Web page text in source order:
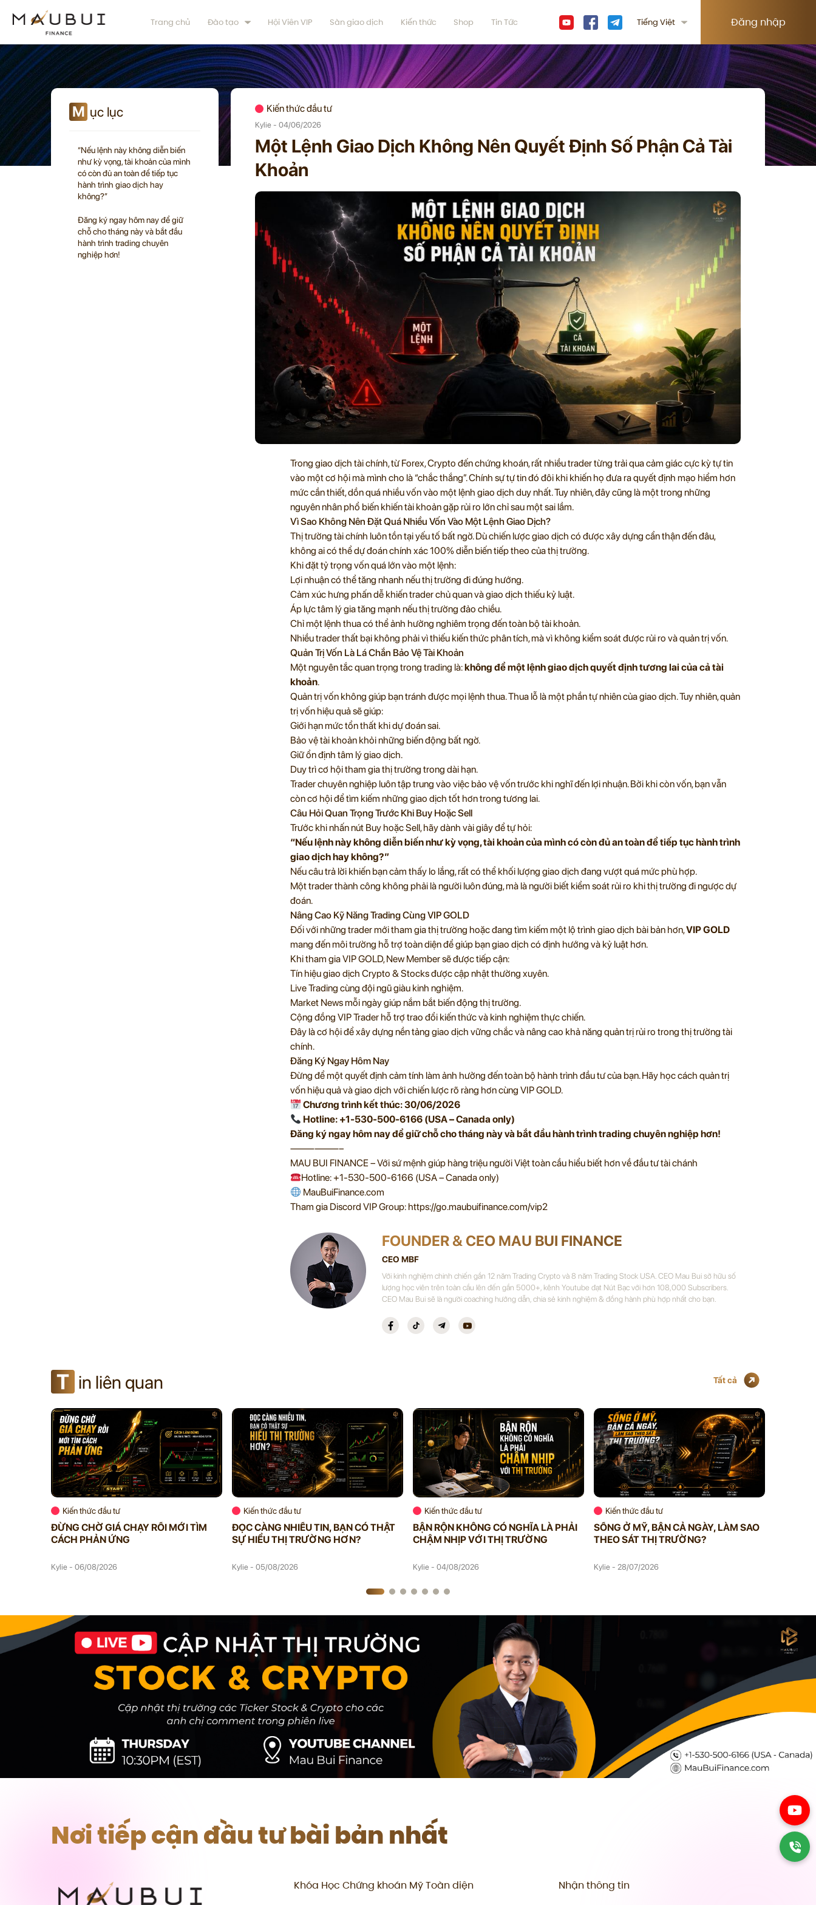
Trang chủ Đào tạo Hội Viên VIP Sàn giao dịch Kiến thức Shop Tin Tức Tiếng Việt Đăng nhập
M ục lục
“Nếu lệnh này không diễn biến
như kỳ vọng, tài khoản của mình
có còn đủ an toàn để tiếp tục
hành trình giao dịch hay
không?”
Đăng ký ngay hôm nay để giữ
chỗ cho tháng này và bắt đầu
hành trình trading chuyên
nghiệp hơn!
Kiến thức đầu tư
Kylie - 04/06/2026
Một Lệnh Giao Dịch Không Nên Quyết Định Số Phận Cả Tài
Khoản
Trong giao dịch tài chính, từ Forex, Crypto đến chứng khoán, rất nhiều trader từng trải qua cảm giác cực kỳ tự tin
vào một cơ hội mà mình cho là “chắc thắng”. Chính sự tự tin đó đôi khi khiến họ đưa ra quyết định mạo hiểm hơn
mức cần thiết, dồn quá nhiều vốn vào một lệnh giao dịch duy nhất. Tuy nhiên, đây cũng là một trong những
nguyên nhân phổ biến khiến tài khoản gặp rủi ro lớn chỉ sau một sai lầm.
Vì Sao Không Nên Đặt Quá Nhiều Vốn Vào Một Lệnh Giao Dịch?
Thị trường tài chính luôn tồn tại yếu tố bất ngờ. Dù chiến lược giao dịch có được xây dựng cẩn thận đến đâu,
không ai có thể dự đoán chính xác 100% diễn biến tiếp theo của thị trường.
Khi đặt tỷ trọng vốn quá lớn vào một lệnh:
Lợi nhuận có thể tăng nhanh nếu thị trường đi đúng hướng.
Cảm xúc hưng phấn dễ khiến trader chủ quan và giao dịch thiếu kỷ luật.
Áp lực tâm lý gia tăng mạnh nếu thị trường đảo chiều.
Chỉ một lệnh thua có thể ảnh hưởng nghiêm trọng đến toàn bộ tài khoản.
Nhiều trader thất bại không phải vì thiếu kiến thức phân tích, mà vì không kiểm soát được rủi ro và quản trị vốn.
Quản Trị Vốn Là Lá Chắn Bảo Vệ Tài Khoản
Một nguyên tắc quan trọng trong trading là:không để một lệnh giao dịch quyết định tương lai của cả tài
khoản.
Quản trị vốn không giúp bạn tránh được mọi lệnh thua. Thua lỗ là một phần tự nhiên của giao dịch. Tuy nhiên, quản
trị vốn hiệu quả sẽ giúp:
Giới hạn mức tổn thất khi dự đoán sai.
Bảo vệ tài khoản khỏi những biến động bất ngờ.
Giữ ổn định tâm lý giao dịch.
Duy trì cơ hội tham gia thị trường trong dài hạn.
Trader chuyên nghiệp luôn tập trung vào việc bảo vệ vốn trước khi nghĩ đến lợi nhuận. Bởi khi còn vốn, bạn vẫn
còn cơ hội để tìm kiếm những giao dịch tốt hơn trong tương lai.
Câu Hỏi Quan Trọng Trước Khi Buy Hoặc Sell
Trước khi nhấn nút Buy hoặc Sell, hãy dành vài giây để tự hỏi:
“Nếu lệnh này không diễn biến như kỳ vọng, tài khoản của mình có còn đủ an toàn để tiếp tục hành trình
giao dịch hay không?”
Nếu câu trả lời khiến bạn cảm thấy lo lắng, rất có thể khối lượng giao dịch đang vượt quá mức phù hợp.
Một trader thành công không phải là người luôn đúng, mà là người biết kiểm soát rủi ro khi thị trường đi ngược dự
đoán.
Nâng Cao Kỹ Năng Trading Cùng VIP GOLD
Đối với những trader mới tham gia thị trường hoặc đang tìm kiếm một lộ trình giao dịch bài bản hơn,VIP GOLD
mang đến môi trường hỗ trợ toàn diện để giúp bạn giao dịch có định hướng và kỷ luật hơn.
Khi tham gia VIP GOLD, New Member sẽ được tiếp cận:
Tín hiệu giao dịch Crypto & Stocks được cập nhật thường xuyên.
Live Trading cùng đội ngũ giàu kinh nghiệm.
Market News mỗi ngày giúp nắm bắt biến động thị trường.
Cộng đồng VIP Trader hỗ trợ trao đổi kiến thức và kinh nghiệm thực chiến.
Đây là cơ hội để xây dựng nền tảng giao dịch vững chắc và nâng cao khả năng quản trị rủi ro trong thị trường tài
chính.
Đăng Ký Ngay Hôm Nay
Đừng để một quyết định cảm tính làm ảnh hưởng đến toàn bộ hành trình đầu tư của bạn. Hãy học cách quản trị
vốn hiệu quả và giao dịch với chiến lược rõ ràng hơn cùng VIP GOLD.
Chương trình kết thúc: 30/06/2026
Hotline: +1-530-500-6166 (USA – Canada only)
Đăng ký ngay hôm nay để giữ chỗ cho tháng này và bắt đầu hành trình trading chuyên nghiệp hơn!
——————–
MAU BUI FINANCE – Với sứ mệnh giúp hàng triệu người Việt toàn cầu hiểu biết hơn về đầu tư tài chánh
Hotline: +1-530-500-6166 (USA – Canada only)
MauBuiFinance.com
Tham gia Discord VIP Group: https://go.maubuifinance.com/vip2
FOUNDER & CEO MAU BUI FINANCE
CEO MBF
Với kinh nghiệm chinh chiến gần 12 năm Trading Crypto và 8 năm Trading Stock USA. CEO Mau Bui sở hữu số
lượng học viên trên toàn cầu lên đến gần 5000+, kênh Youtube đạt Nút Bạc với hơn 108,000 Subscribers.
CEO Mau Bui sẽ là người coaching hướng dẫn, chia sẻ kinh nghiệm & đồng hành phù hợp nhất cho bạn.
T in liên quan Tất cả
Kiến thức đầu tư
ĐỪNG CHỜ GIÁ CHẠY RỒI MỚI TÌM
CÁCH PHẢN ỨNG
Kylie - 06/08/2026
Kiến thức đầu tư
ĐỌC CÀNG NHIỀU TIN, BẠN CÓ THẬT
SỰ HIỂU THỊ TRƯỜNG HƠN?
Kylie - 05/08/2026
Kiến thức đầu tư
BẬN RỘN KHÔNG CÓ NGHĨA LÀ PHẢI
CHẬM NHỊP VỚI THỊ TRƯỜNG
Kylie - 04/08/2026
Kiến thức đầu tư
SỐNG Ở MỸ, BẬN CẢ NGÀY, LÀM SAO
THEO SÁT THỊ TRƯỜNG?
Kylie - 28/07/2026
Nơi tiếp cận đầu tư bài bản nhất
Khóa Học Chứng khoán Mỹ Toàn diện Nhận thông tin